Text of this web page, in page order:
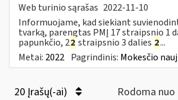
Web turinio sąrašas 2022-11-10
Informuojame, kad siekiant
tvarką, parengtas PMĮ 17 straipsnio 1
papunkčio, 22 straipsnio 3 dalies 2...
Metai: 2022 Pagrindinis: Mokesčio
20 Įrašų(-ai) Rodoma nuo